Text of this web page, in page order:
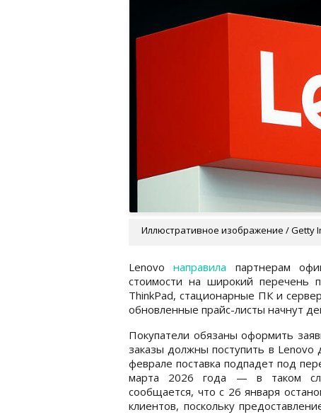
Иллюстративное изображение / Getty
Lenovoнаправила партнерам
стоимости на широкий перечень
ThinkPad, стационарные ПК и
обновленные прайс-листы начнут
Покупатели обязаны оформить
заказы должны поступить в
феврале поставка подпадет под
марта 2026 года — в таком
сообщается, что с 26 января
клиентов, поскольку